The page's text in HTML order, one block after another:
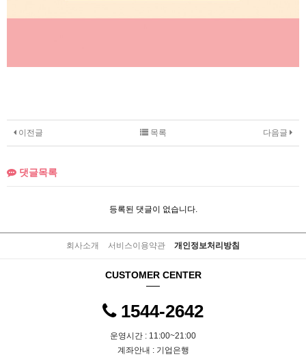
이전글 다음글
목록
댓글목록
등록된 댓글이 없습니다.
회사소개 서비스이용약관 개인정보처리방침
CUSTOMER CENTER
1544-2642
운영시간 : 11:00~21:00
계좌안내 : 기업은행